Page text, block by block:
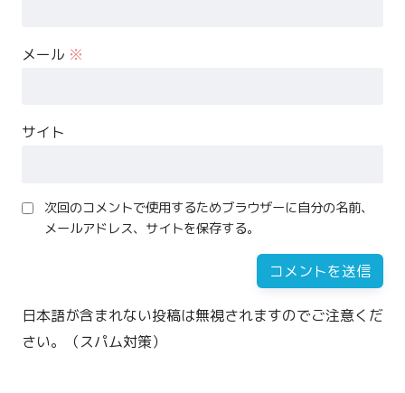
メール ※
サイト
次回のコメントで使用するためブラウザーに自分の名前、
メールアドレス、サイトを保存する。
日本語が含まれない投稿は無視されますのでご注意くだ
さい。（スパム対策）